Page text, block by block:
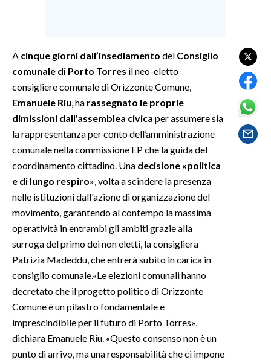
GOSSIP
SALUTE
SARDEGNA TURISMO
NOTIZIE
EVENTI
#CARAUNIONE
INFO AZIENDE
ANNUNCI
NECROLOGI
A cinque giorni dall’insediamento del Consiglio
comunale di Porto Torres il neo-eletto
consigliere comunale di Orizzonte Comune,
Emanuele Riu , ha rassegnato le proprie
dimissioni dall'assemblea civica per assumere sia
la rappresentanza per conto dell’amministrazione
comunale nella commissione EP che la guida del
coordinamento cittadino. Una decisione «politica
e di lungo respiro» , volta a scindere la presenza
nelle istituzioni dall'azione di organizzazione del
movimento, garantendo al contempo la massima
operatività in entrambi gli ambiti grazie alla
surroga del primo dei non eletti, la consigliera
Patrizia Madeddu, che entrerà subito in carica in
consiglio comunale.«Le elezioni comunali hanno
decretato che il progetto politico di Orizzonte
Comune è un pilastro fondamentale e
imprescindibile per il futuro di Porto Torres»,
dichiara Emanuele Riu. «Questo consenso non è un
punto di arrivo, ma una responsabilità che ci impone